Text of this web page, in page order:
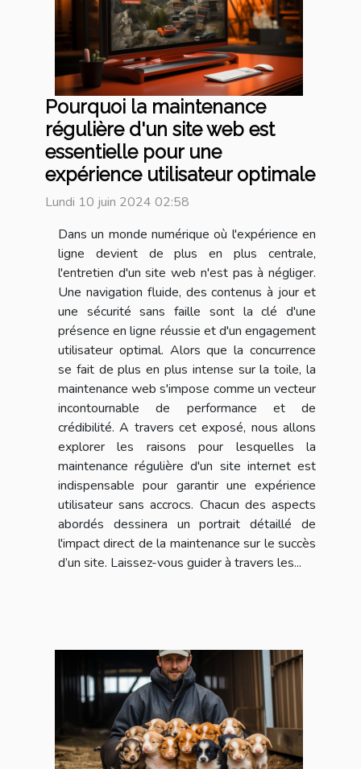
Pourquoi la maintenance
régulière d'un site web est
essentielle pour une
expérience utilisateur optimale
Lundi 10 juin 2024 02:58
Dans un monde numérique où l'expérience en
ligne devient de plus en plus centrale,
l'entretien d'un site web n'est pas à négliger.
Une navigation fluide, des contenus à jour et
une sécurité sans faille sont la clé d'une
présence en ligne réussie et d'un engagement
utilisateur optimal. Alors que la concurrence
se fait de plus en plus intense sur la toile, la
maintenance web s'impose comme un vecteur
incontournable de performance et de
crédibilité. A travers cet exposé, nous allons
explorer les raisons pour lesquelles la
maintenance régulière d'un site internet est
indispensable pour garantir une expérience
utilisateur sans accrocs. Chacun des aspects
abordés dessinera un portrait détaillé de
l'impact direct de la maintenance sur le succès
d’un site. Laissez-vous guider à travers les...